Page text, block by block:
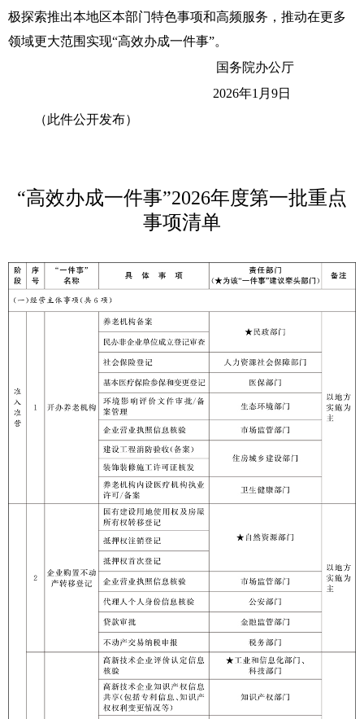
极探索推出本地区本部门特色事项和高频服务，推动在更多
领域更大范围实现“高效办成一件事”。
国务院办公厅
2026年1月9日
（此件公开发布）
“高效办成一件事”2026年度第一批重点
事项清单